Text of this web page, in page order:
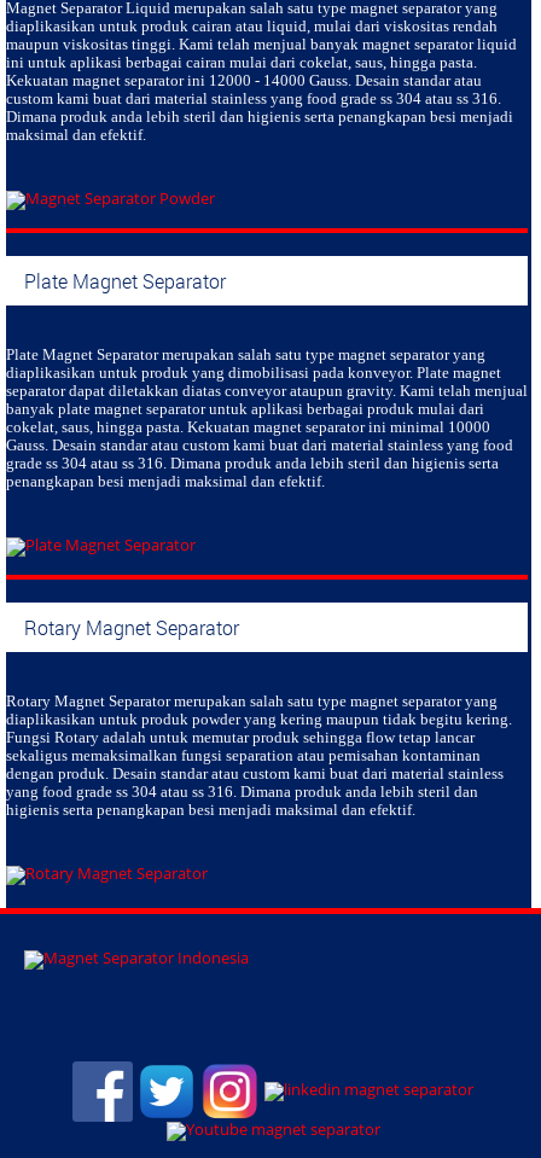
Magnet Separator Liquid merupakan salah satu type magnet separator yang
diaplikasikan untuk produk cairan atau liquid, mulai dari viskositas rendah
maupun viskositas tinggi. Kami telah menjual banyak magnet separator liquid
ini untuk aplikasi berbagai cairan mulai dari cokelat, saus, hingga pasta.
Kekuatan magnet separator ini 12000 - 14000 Gauss. Desain standar atau
custom kami buat dari material stainless yang food grade ss 304 atau ss 316.
Dimana produk anda lebih steril dan higienis serta penangkapan besi menjadi
maksimal dan efektif.
Plate Magnet Separator
Plate Magnet Separatormerupakan salah satu type magnet separator yang
diaplikasikan untuk produk yang dimobilisasi pada konveyor. Plate magnet
separator dapat diletakkan diatas conveyor ataupun gravity. Kami telah menjual
banyak plate magnet separator untuk aplikasi berbagai produk mulai dari
cokelat, saus, hingga pasta. Kekuatan magnet separator ini minimal 10000
Gauss. Desain standar atau custom kami buat dari material stainless yang food
grade ss 304 atau ss 316. Dimana produk anda lebih steril dan higienis serta
penangkapan besi menjadi maksimal dan efektif.
Rotary Magnet Separator
Rotary Magnet Separatormerupakan salah satu type magnet separator yang
diaplikasikan untuk produk powder yang kering maupun tidak begitu kering.
Fungsi Rotary adalah untuk memutar produk sehingga flow tetap lancar
sekaligus memaksimalkan fungsi separation atau pemisahan kontaminan
dengan produk. Desain standar atau custom kami buat dari material stainless
yang food grade ss 304 atau ss 316. Dimana produk anda lebih steril dan
higienis serta penangkapan besi menjadi maksimal dan efektif.